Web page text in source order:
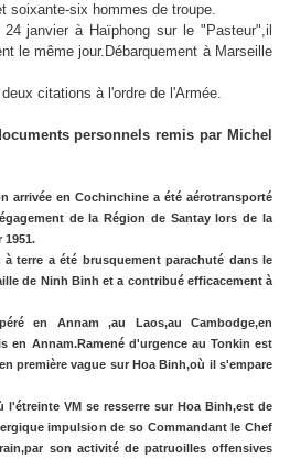
soixante-six hommes de troupe.
janvier à Haïphong sur le "Pasteur",il
le même jour.Débarquement à Marseille
citations à l'ordre de l'Armée.
personnels remis par Michel
arrivée en Cochinchine a été aérotransporté
de la Région de Santay lors de la
1951.
terre a été brusquement parachuté dans le
de Ninh Binh et a contribué efficacement à
en Annam ,au Laos,au Cambodge,en
en Annam.Ramené d'urgence au Tonkin est
première vague sur Hoa Binh,où il s'empare
l'étreinte VM se resserre sur Hoa Binh,est de
impulsion de so Commandant le Chef
son activité de patruoilles offensives